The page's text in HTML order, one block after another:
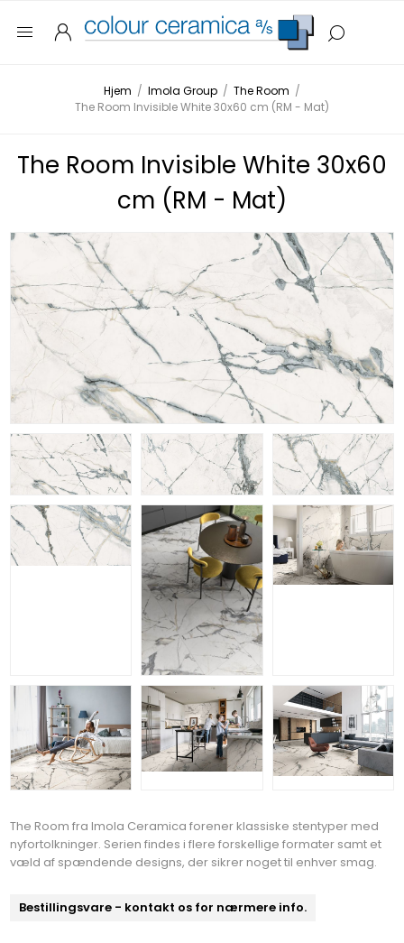
Hjem / Imola Group / The Room /
The Room Invisible White 30x60 cm (RM - Mat)
The Room Invisible White 30x60
cm (RM - Mat)
The Room fra Imola Ceramica forener klassiske stentyper med
nyfortolkninger. Serien findes i flere forskellige formater samt et
væld af spændende designs, der sikrer noget til enhver smag.
Bestillingsvare - kontakt os for nærmere info.